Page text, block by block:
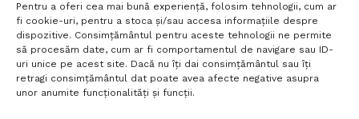
Pentru a oferi cea mai bună experiență, folosim tehnologii, cum ar
fi cookie-uri, pentru a stoca și/sau accesa informațiile despre
dispozitive. Consimțământul pentru aceste tehnologii ne permite
să procesăm date, cum ar fi comportamentul de navigare sau ID-
uri unice pe acest site. Dacă nu îți dai consimțământul sau îți
retragi consimțământul dat poate avea afecte negative asupra
unor anumite funcționalități și funcții.
Termeni si conditii
Politică de confidențialitate
Politica cookies
Setări GDPR